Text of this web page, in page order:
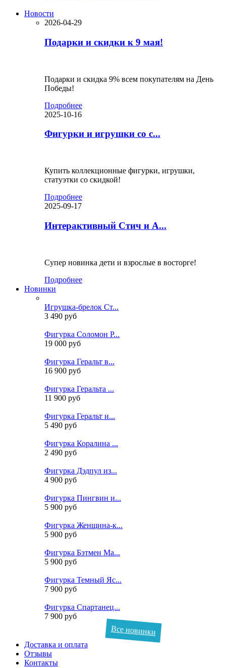
Новости
2026-04-29
Подарки и скидки к 9 мая!
Подарки и скидка 9% всем покупателям на День
Победы!
Подробнее
2025-10-16
Фигурки и игрушки со с...
Купить коллекционные фигурки, игрушки,
статуэтки со скидкой!
Подробнее
2025-09-17
Интерактивный Стич и А...
Супер новинка дети и взрослые в восторге!
Подробнее
Новинки
Игрушка-брелок Ст...
3 490 руб
Фигурка Соломон Р...
19 000 руб
Фигурка Геральт в...
16 900 руб
Фигурка Геральта ...
11 900 руб
Фигурка Геральт и...
5 490 руб
Фигурка Коралина ...
2 490 руб
Фигурка Дэдпул из...
4 900 руб
Фигурка Пингвин и...
5 900 руб
Фигурка Женщина-к...
5 900 руб
Фигурка Бэтмен Ма...
5 900 руб
Фигурка Темный Яс...
7 900 руб
Фигурка Спартанец...
7 900 руб
Все новинки
Доставка и оплата
Отзывы
Контакты